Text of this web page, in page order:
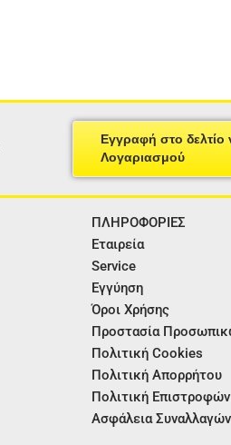
Εγγραφή στο δελτίο
Λογαριασμού
ΠΛΗΡΟΦΟΡΙΕΣ
Εταιρεία
Service
Εγγύηση
Όροι Χρήσης
Προστασία
Πολιτική Cookies
Πολιτική Απορρήτου
Πολιτική Επιστροφών
Ασφάλεια Συναλλαγών